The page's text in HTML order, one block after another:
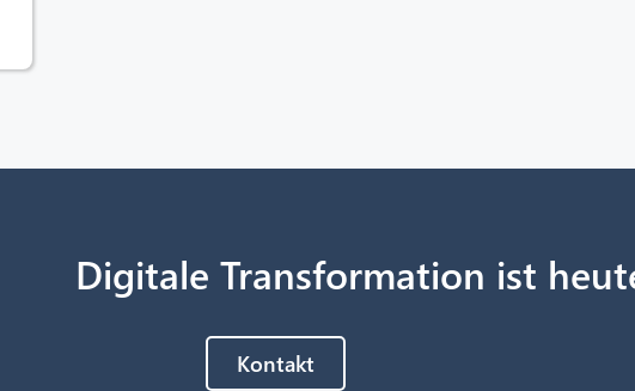
Digitale Transformation ist
Kontakt